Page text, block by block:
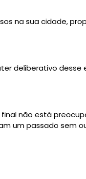
na sua cidade,
deliberativo desse
não está
um passado sem